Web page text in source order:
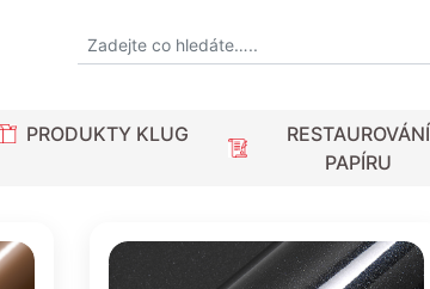
PRODUKTY KLUG
RESTAUROVÁNÍ
PAPÍRU